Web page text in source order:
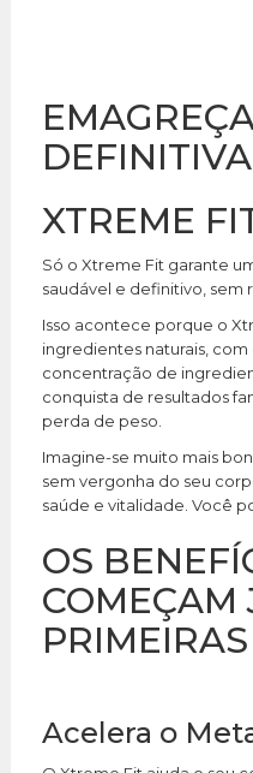
XTREME
Só o Xtreme Fit garante
saudável e definitivo, sem
Isso acontece porque o
ingredientes naturais,
concentração de
conquista de resultados
perda de peso.
Imagine-se muito mais
sem vergonha do seu
saúde e vitalidade. Você
OS
COMEÇAM
Acelera o